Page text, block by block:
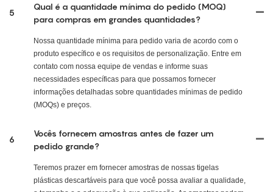
5
Qual é a quantidade mínima do pedido (MOQ)
para compras em grandes quantidades?
Nossa quantidade mínima para pedido varia de acordo com o
produto específico e os requisitos de personalização. Entre em
contato com nossa equipe de vendas e informe suas
necessidades específicas para que possamos fornecer
informações detalhadas sobre quantidades mínimas de pedido
(MOQs) e preços.
6
Vocês fornecem amostras antes de fazer um
pedido grande?
Teremos prazer em fornecer amostras de nossas tigelas
plásticas descartáveis ​​para que você possa avaliar a qualidade,